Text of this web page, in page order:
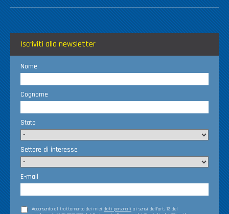
Iscriviti alla newsletter
Nome
Cognome
Stato
Settore di interesse
E-mail
Acconsento al trattamento dei miei dati personali ai sensi dell’art. 13 del